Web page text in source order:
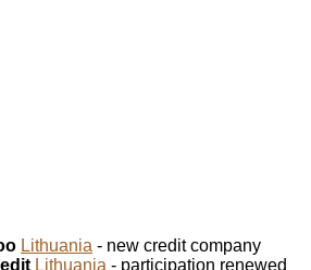
Lithuania - new credit company
Lithuania - participation renewed